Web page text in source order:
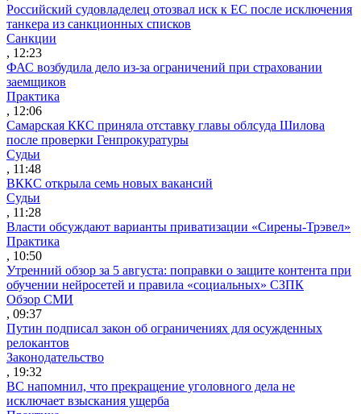
Российский судовладелец отозвал иск к ЕС после исключения
танкера из санкционных списков
Санкции
, 12:23
ФАС возбудила дело из-за ограничений при страховании
заемщиков
Практика
, 12:06
Самарская ККС приняла отставку главы облсуда Шилова
после проверки Генпрокуратуры
Судьи
, 11:48
ВККС открыла семь новых вакансий
Судьи
, 11:28
Власти обсуждают варианты приватизации «Сирены-Трэвел»
Практика
, 10:50
Утренний обзор за 5 августа: поправки о защите контента при
обучении нейросетей и правила «социальных» СЗПК
Обзор СМИ
, 09:37
Путин подписал закон об ограничениях для осужденных
релокантов
Законодательство
, 19:32
ВС напомнил, что прекращение уголовного дела не
исключает взыскания ущерба